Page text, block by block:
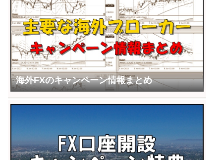
海外FXのキャンペーン情報まとめ